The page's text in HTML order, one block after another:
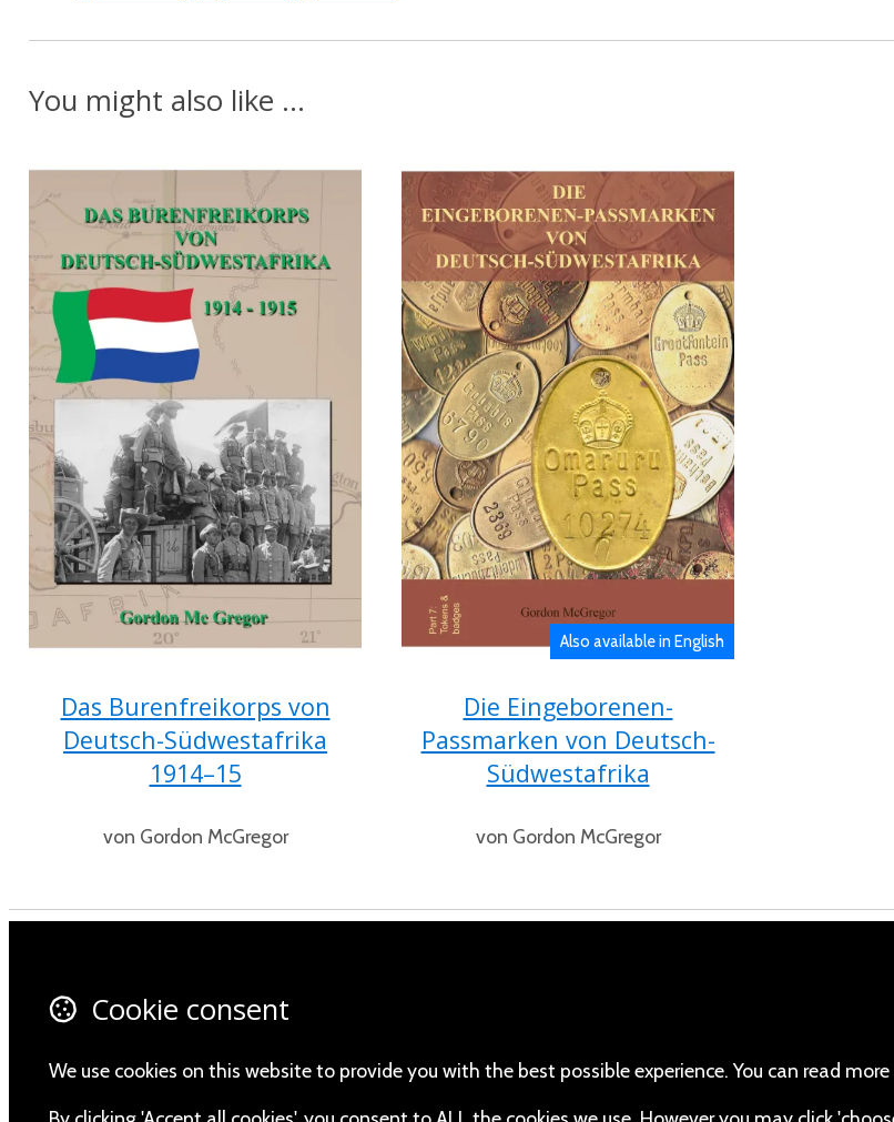
You might also like ...
Das Burenfreikorps von
Deutsch-Südwestafrika
1914–15
von Gordon McGregor
Also available in English
Die Eingeborenen-
Passmarken von Deutsch-
Südwestafrika
von Gordon McGregor
About Us
Privacy Policy
Instagram
Namibia
Cookie consent
We use cookies on this website to provide you with the best possible experience. You can read